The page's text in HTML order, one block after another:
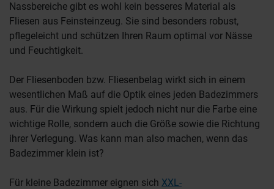
Nassbereiche gibt es wohl kein besseres Material als
Fliesen aus Feinsteinzeug. Sie sind besonders robust,
pflegeleicht und schützen Ihren Raum optimal vor Nässe
und Feuchtigkeit.
Der Fliesenboden bzw. Fliesenbelag wirkt sich in einem
wesentlichen Maß auf die Optik eines jeden Badezimmers
aus. Für die Wirkung spielt jedoch nicht nur die Farbe eine
wichtige Rolle, sondern auch die Größe sowie die Richtung
ihrer Verlegung. Was kann man also machen, wenn das
Badezimmer klein ist?
Für kleine Badezimmer eignen sich XXL-